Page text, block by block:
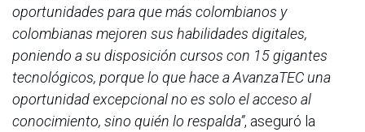
oportunidades para que más colombianos y
colombianas mejoren sus habilidades digitales,
poniendo a su disposición cursos con 15 gigantes
tecnológicos, porque lo que hace a AvanzaTEC una
oportunidad excepcional no es solo el acceso al
conocimiento, sino quién lo respalda”, aseguró la